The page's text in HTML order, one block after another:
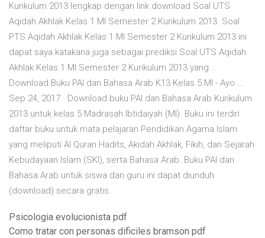
Kurikulum 2013 lengkap dengan link download Soal UTS
Aqidah Akhlak Kelas 1 MI Semester 2 Kurikulum 2013. Soal
PTS Aqidah Akhlak Kelas 1 MI Semester 2 Kurikulum 2013 ini
dapat saya katakana juga sebagai prediksi Soal UTS Aqidah
Akhlak Kelas 1 MI Semester 2 Kurikulum 2013 yang …
Download Buku PAI dan Bahasa Arab K13 Kelas 5 MI - Ayo ...
Sep 24, 2017 · Download buku PAI dan Bahasa Arab Kurikulum
2013 untuk kelas 5 Madrasah Ibtidaiyah (MI). Buku ini terdiri
daftar buku untuk mata pelajaran Pendidikan Agama Islam
yang meliputi Al Quran Hadits, Akidah Akhlak, Fikih, dan Sejarah
Kebudayaan Islam (SKI), serta Bahasa Arab. Buku PAI dan
Bahasa Arab untuk siswa dan guru ini dapat diunduh
(download) secara gratis.
Psicologia evolucionista pdf
Como tratar con personas dificiles bramson pdf